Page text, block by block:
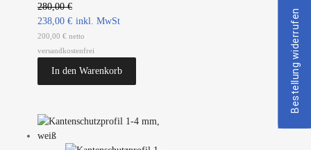
280,00€
238,00 €
200,00 € netto
versandkostenfrei
In den Warenkorb Bestellung widerrufen